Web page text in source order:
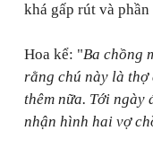
khá gấp rút và
Hoa kể: "Ba chồng
rằng chú này là thợ
thêm nữa. Tới ngày
nhận hình hai vợ